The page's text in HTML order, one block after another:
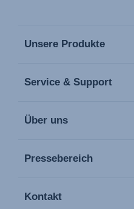
Unsere Produkte
Service & Support
Über uns
Pressebereich
Kontakt